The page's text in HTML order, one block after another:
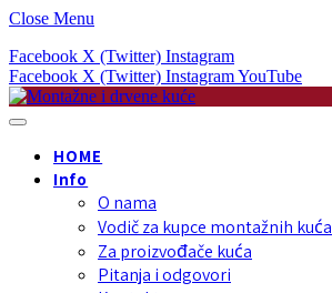
Close Menu
Facebook X (Twitter) Instagram
Facebook X (Twitter) InstagramYouTube
HOME
Info
O nama
Vodič za kupce montažnih kuća
Za proizvođače kuća
Pitanja i odgovori